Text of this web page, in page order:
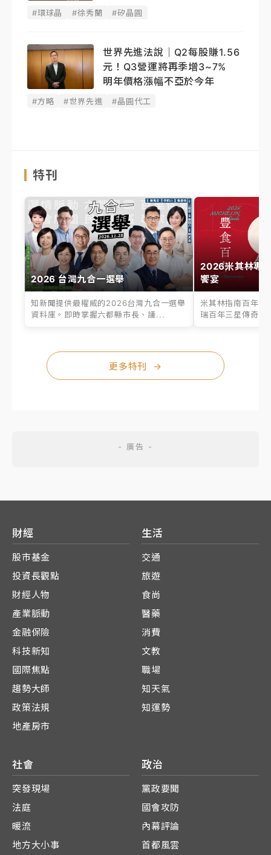
#環球晶 #徐秀蘭 #矽晶圓
世界先進法說｜Q2每股賺1.56
元！Q3營運將再季增3~7%
明年價格漲幅不亞於今年
#方略 #世界先進 #晶圓代工
特刊
2026 台灣九合一選舉
知新聞提供最權威的2026台灣九合一選舉
資料庫。即時掌握六都縣市長、議...
2026米其林專
饗宴
米其林指南百年之
瑞百年三星傳奇、
更多特刊 →
財經
股市基金
投資長觀點
財經人物
產業脈動
金融保險
科技新知
國際焦點
趨勢大師
政策法規
地產房市
生活
交通
旅遊
食尚
醫藥
消費
文教
職場
知天氣
知運勢
社會
突發現場
法庭
暖流
地方大小事
政治
黨政要聞
國會攻防
內幕評論
首都風雲